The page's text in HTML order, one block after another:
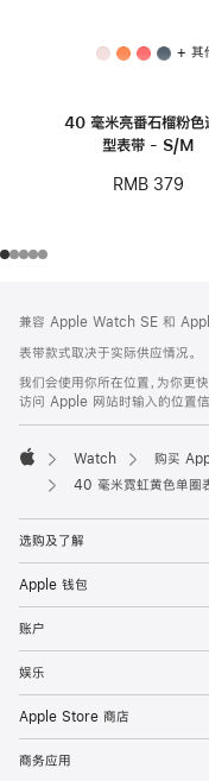
+ 其
40 毫米亮番石榴粉色
型表带 - S/M
RMB 379
页
页
脚
注
兼容 Apple Watch SE 和
表带款式取决于实际供应情况。
我们会使用你所在位置，为你更
访问 Apple 网站时输入的位置信
Apple
Watch
购买
40 毫米霓虹黄色单圈
选购及了解
Apple 钱包
账户
娱乐
Apple Store 商店
商务应用